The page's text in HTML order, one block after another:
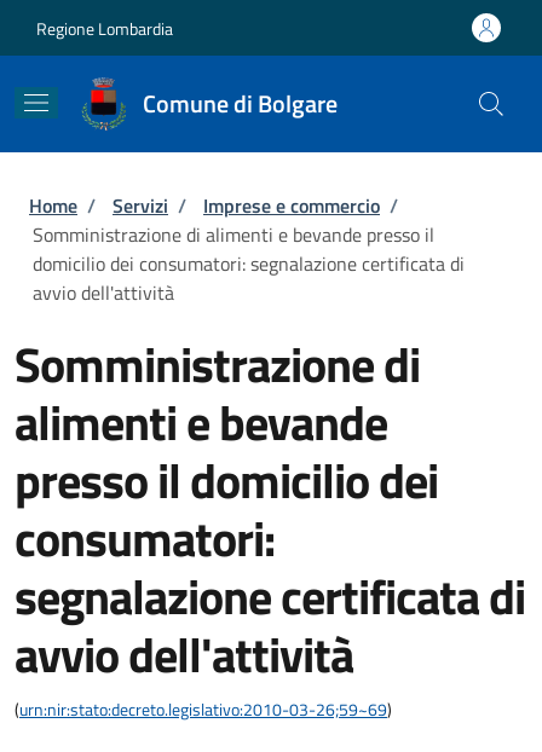
Regione Lombardia
Comune di Bolgare
Briciole di pane
Home / Servizi / Imprese e commercio /
Somministrazione di alimenti e bevande presso il
domicilio dei consumatori: segnalazione certificata di
avvio dell'attività
Somministrazione di
alimenti e bevande
presso il domicilio dei
consumatori:
segnalazione certificata di
avvio dell'attività
(urn:nir:stato:decreto.legislativo:2010-03-26;59~69)